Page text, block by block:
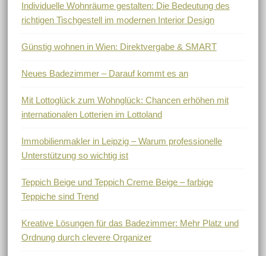
Individuelle Wohnräume gestalten: Die Bedeutung des
richtigen Tischgestell im modernen Interior Design
Günstig wohnen in Wien: Direktvergabe & SMART
Neues Badezimmer – Darauf kommt es an
Mit Lottoglück zum Wohnglück: Chancen erhöhen mit
internationalen Lotterien im Lottoland
Immobilienmakler in Leipzig – Warum professionelle
Unterstützung so wichtig ist
Teppich Beige und Teppich Creme Beige – farbige
Teppiche sind Trend
Kreative Lösungen für das Badezimmer: Mehr Platz und
Ordnung durch clevere Organizer